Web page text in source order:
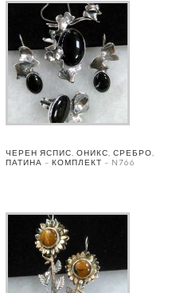
ЧЕРЕН ЯСПИС, ОНИКС, СРЕБРО,
ПАТИНА – КОМПЛЕКТ – N766